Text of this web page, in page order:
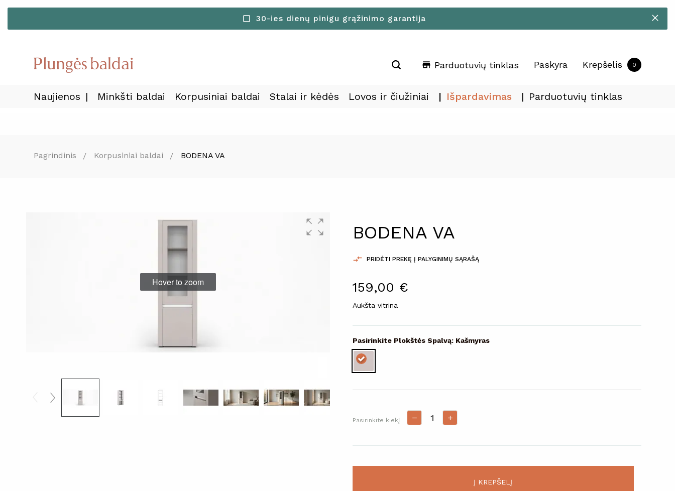
check_box_outline_blank 30-ies dienų pinigu grąžinimo garantija
store Parduotuvių tinklas Paskyra Krepšelis 0
Naujienos Minkšti baldai Korpusiniai baldai Stalai ir kėdės Lovos ir čiužiniai Išpardavimas Parduotuvių tinklas
Pagrindinis Korpusiniai baldai BODENA VA
BODENA VA
 PRIDĖTI PREKĘ Į PALYGINIMŲ SĄRAŠĄ
159,00 €
Aukšta vitrina
Pasirinkite Plokštės Spalvą: Kašmyras
Pasirinkite kiekį
Į KREPŠELĮ